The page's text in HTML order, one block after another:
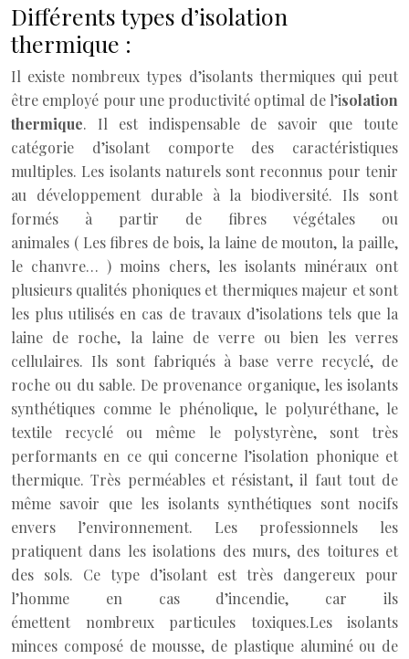
Différents types d’isolation
thermique :
Il existe nombreux types d’isolants thermiques qui peut
être employé pour une productivité optimal de l’isolation
thermique. Il est indispensable de savoir que toute
catégorie d’isolant comporte des caractéristiques
multiples. Les isolants naturels sont reconnus pour tenir
au développement durable à la biodiversité. Ils sont
formés à partir de fibres végétales ou
animales ( Les fibres de bois, la laine de mouton, la paille,
le chanvre… ) moins chers, les isolants minéraux ont
plusieurs qualités phoniques et thermiques majeur et sont
les plus utilisés en cas de travaux d’isolations tels que la
laine de roche, la laine de verre ou bien les verres
cellulaires. Ils sont fabriqués à base verre recyclé, de
roche ou du sable. De provenance organique, les isolants
synthétiques comme le phénolique, le polyuréthane, le
textile recyclé ou même le polystyrène, sont très
performants en ce qui concerne l’isolation phonique et
thermique. Très perméables et résistant, il faut tout de
même savoir que les isolants synthétiques sont nocifs
envers l’environnement. Les professionnels les
pratiquent dans les isolations des murs, des toitures et
des sols. Ce type d’isolant est très dangereux pour
l’homme en cas d’incendie, car ils
émettent nombreux particules toxiques.Les isolants
minces composé de mousse, de plastique aluminé ou de